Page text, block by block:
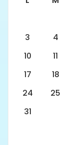
3
4
10
11
17
18
24
25
31